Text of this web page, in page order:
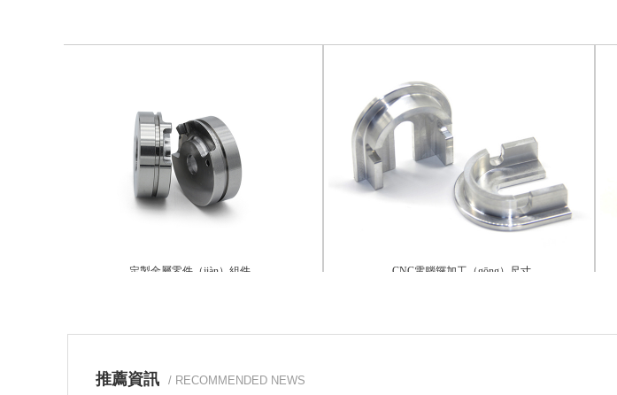
定製金屬零件（jiàn）組件 CNC電腦鑼加工（gōng）尺寸
推薦資訊 / RECOMMENDED NEWS